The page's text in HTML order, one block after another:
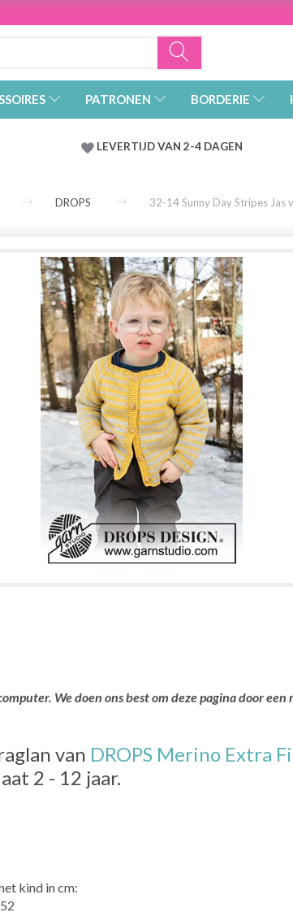
PATRONEN BORDERIE
LEVERTIJD VAN 2-4 DAGEN
DROPS 32-14 Sunny Day Stripes Jas
We doen ons best om deze pagina door
van DROPS Merino Extra
2 - 12 jaar.
kind in cm: